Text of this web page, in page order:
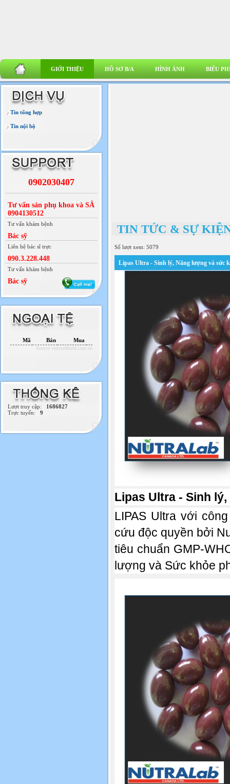
GIỚI THIỆU HỒ SƠ B/A HÌNH ẢNH BIỂU
Tin tổng hợp
Tin nội bộ
0902030407
Tư vấn sản phụ khoa và SÂ
0904130512
Tư vấn khám bệnh
Bác sỹ
Liên hệ bác sĩ trực
090.3.228.448
Tư vấn khám bệnh
Bác sỹ
Mã Bán Mua
Source vietcombank.com.vn
Lượt truy cập: 1686827
Trực tuyến: 9
TIN TỨC & SỰ
Số lượt xem: 5079
Lipas Ultra - Sinh lý, Năng lượng và sức
Lipas Ultra - Sinh
LIPAS Ultra với
cứu độc quyền bởi
tiêu chuẩn GMP-
lượng và Sức khỏe